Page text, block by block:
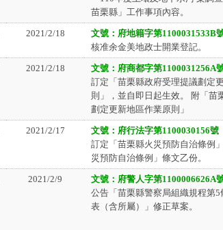
苗栗縣」工作事項內容。
2021/2/18
文號：府地籍字第1100031533B
核准余金美地政士開業登記。
2021/2/18
文號：府商都字第1100031256A
訂定「苗栗縣政府受理提議劃定
則」，並自即日起生效。 附「苗
劃定更新地區作業原則」
2021/2/17
文號：府行法字第1100030156號
訂定「苗栗縣火災預防自治條例
災預防自治條例」條文乙份。
2021/2/9
文號：府警人字第1100006626A
公告「苗栗縣警察局組織規程第5
表（含所屬）」修正草案。